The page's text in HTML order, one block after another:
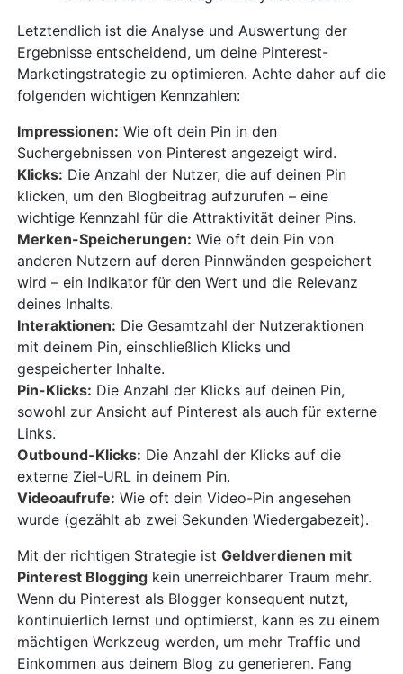
Letztendlich ist die Analyse und Auswertung der
Ergebnisse entscheidend, um deine Pinterest-
Marketingstrategie zu optimieren. Achte daher auf die
folgenden wichtigen Kennzahlen:
Impressionen: Wie oft dein Pin in den
Suchergebnissen von Pinterest angezeigt wird.
Klicks: Die Anzahl der Nutzer, die auf deinen Pin
klicken, um den Blogbeitrag aufzurufen – eine
wichtige Kennzahl für die Attraktivität deiner Pins.
Merken-Speicherungen: Wie oft dein Pin von
anderen Nutzern auf deren Pinnwänden gespeichert
wird – ein Indikator für den Wert und die Relevanz
deines Inhalts.
Interaktionen: Die Gesamtzahl der Nutzeraktionen
mit deinem Pin, einschließlich Klicks und
gespeicherter Inhalte.
Pin-Klicks: Die Anzahl der Klicks auf deinen Pin,
sowohl zur Ansicht auf Pinterest als auch für externe
Links.
Outbound-Klicks: Die Anzahl der Klicks auf die
externe Ziel-URL in deinem Pin.
Videoaufrufe: Wie oft dein Video-Pin angesehen
wurde (gezählt ab zwei Sekunden Wiedergabezeit).
Mit der richtigen Strategie ist Geldverdienen mit
Pinterest Blogging kein unerreichbarer Traum mehr.
Wenn du Pinterest als Blogger konsequent nutzt,
kontinuierlich lernst und optimierst, kann es zu einem
mächtigen Werkzeug werden, um mehr Traffic und
Einkommen aus deinem Blog zu generieren. Fang